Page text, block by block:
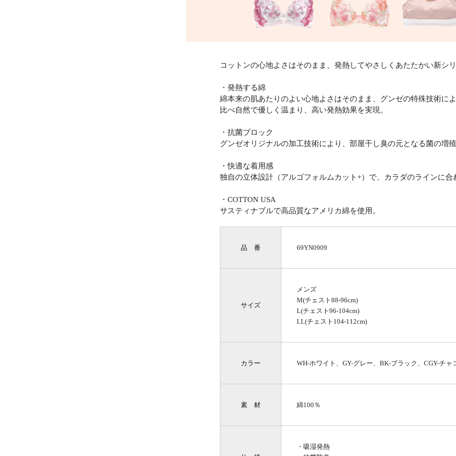
コットンの心地よさはそのまま、発熱してやさしくあたたかい新シ
・発熱する綿
綿本来の肌あたりのよい心地よさはそのまま、グンゼの特殊技術に
比べ自然で優しく温まり、高い発熱効果を実現。
・抗菌ブロック
グンゼオリジナルの加工技術により、部屋干し臭の元となる菌の増
・快適な着用感
独自の立体設計（アルゴフォルムカット+）で、カラダのラインに合
・COTTON USA
サスティナブルで高品質なアメリカ綿を使用。
品 番 69YN0909
サイズ
メンズ
M(チェスト88-96cm)
L(チェスト96-104cm)
LL(チェスト104-112cm)
カラー WH-ホワイト、GY-グレー、BK-ブラック、CGY-チャ
素 材 綿100％
・吸湿発熱